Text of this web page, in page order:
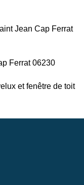
Jean Cap Ferrat
Ferrat 06230
et fenêtre de toit